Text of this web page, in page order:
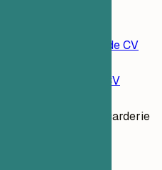
Constructeur de CV
Exemples de CV
Directrice de garderie